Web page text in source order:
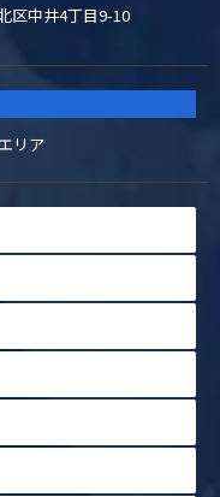
区中井4丁目9-10
リア